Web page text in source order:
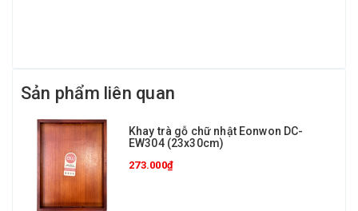
Sản phẩm liên quan
Khay trà gỗ chữ nhật Eonwon DC-
EW304 (23x30cm)
273.000₫